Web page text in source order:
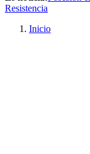
Resistencia
Inicio